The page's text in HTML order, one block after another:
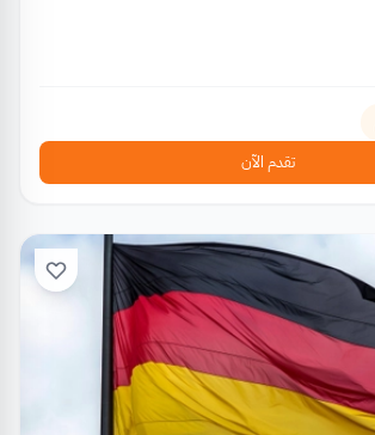
تقدم الآن